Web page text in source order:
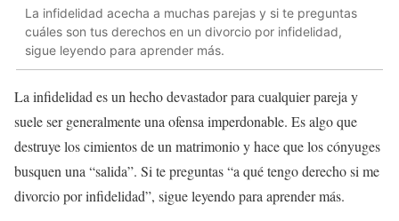
La infidelidad acecha a muchas parejas y si te preguntas
cuáles son tus derechos en un divorcio por infidelidad,
sigue leyendo para aprender más.
La infidelidad es un hecho devastador para cualquier pareja y
suele ser generalmente una ofensa imperdonable. Es algo que
destruye los cimientos de un matrimonio y hace que los cónyuges
busquen una “salida”. Si te preguntas “a qué tengo derecho si me
divorcio por infidelidad”, sigue leyendo para aprender más.